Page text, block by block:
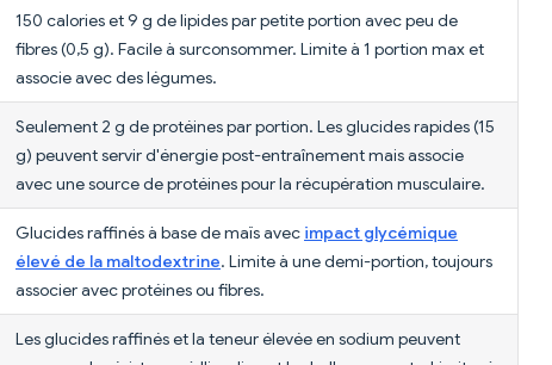
150 calories et 9 g de lipides par petite portion avec peu de
fibres (0,5 g). Facile à surconsommer. Limite à 1 portion max et
associe avec des légumes.
Seulement 2 g de protéines par portion. Les glucides rapides (15
g) peuvent servir d'énergie post-entraînement mais associe
avec une source de protéines pour la récupération musculaire.
Glucides raffinés à base de maïs avec impact glycémique
élevé de la maltodextrine. Limite à une demi-portion, toujours
associer avec protéines ou fibres.
Les glucides raffinés et la teneur élevée en sodium peuvent